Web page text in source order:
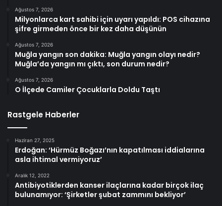
Ağustos 7, 2026
Milyonlarca kart sahibi için uyarı yapıldı: POS cihazına
şifre girmeden önce bir kez daha düşünün
Ağustos 7, 2026
Muğla yangın son dakika: Muğla yangın olayı nedir?
Muğla’da yangın mı çıktı, son durum nedir?
Ağustos 7, 2026
O İlçede Camiler Çocuklarla Doldu Taştı
Rastgele Haberler
Haziran 27, 2025
Erdoğan: ‘Hürmüz Boğazı’nın kapatılması iddialarına
asla ihtimal vermiyoruz’
Aralık 12, 2022
Antibiyotiklerden kanser ilaçlarına kadar birçok ilaç
bulunamıyor: ‘Şirketler şubat zammını bekliyor’